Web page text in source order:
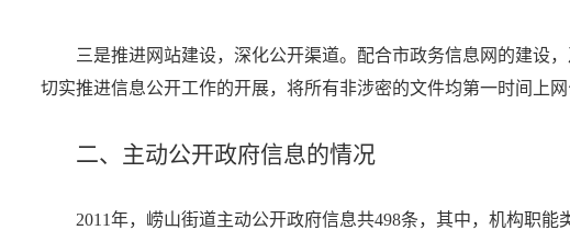
三是推进网站建设，深化公开渠道。配合市政务信息网的建设
切实推进信息公开工作的开展，将所有非涉密的文件均第一时间上
二、主动公开政府信息的情况
2011年，崂山街道主动公开政府信息共498条，其中，机构职能